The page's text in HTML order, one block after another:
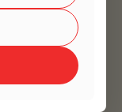
réseaux @